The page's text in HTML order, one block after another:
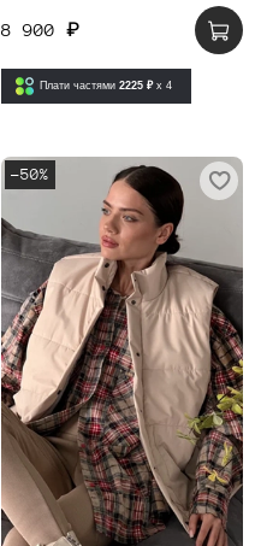
8 900 ₽
Плати частями 2225 ₽ x 4
-50%